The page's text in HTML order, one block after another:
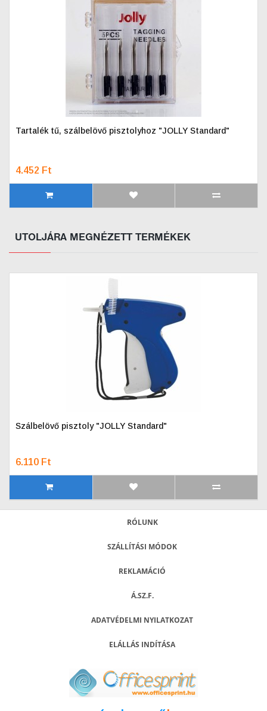
Tartalék tű, szálbelövő pisztolyhoz "JOLLY Standard"
4.452 Ft
UTOLJÁRA MEGNÉZETT TERMÉKEK
Szálbelövő pisztoly "JOLLY Standard"
6.110 Ft
RÓLUNK
SZÁLLÍTÁSI MÓDOK
REKLAMÁCIÓ
Á.SZ.F.
ADATVÉDELMI NYILATKOZAT
ELÁLLÁS INDÍTÁSA